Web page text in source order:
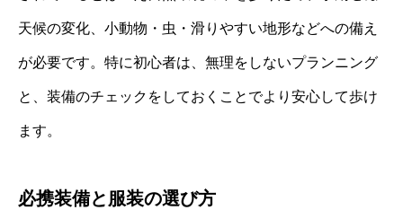
天候の変化、小動物・虫・滑りやすい地形などへの備え
が必要です。特に初心者は、無理をしないプランニング
と、装備のチェックをしておくことでより安心して歩け
ます。
必携装備と服装の選び方